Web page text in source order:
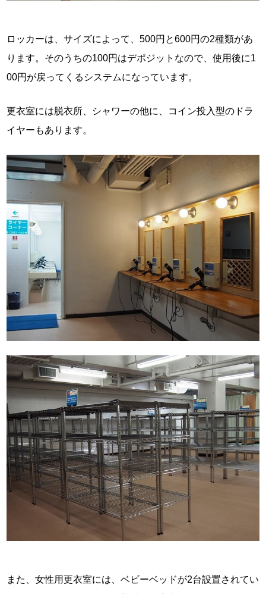
ロッカーは、サイズによって、500円と600円の2種類があ
ります。そのうちの100円はデポジットなので、使用後に1
00円が戻ってくるシステムになっています。
更衣室には脱衣所、シャワーの他に、コイン投入型のドラ
イヤーもあります。
また、女性用更衣室には、ベビーベッドが2台設置されてい